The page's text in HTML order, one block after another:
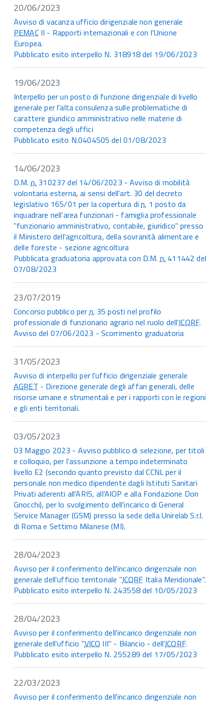
20/06/2023
Avviso di vacanza ufficio dirigenziale non generale
PEMACII - Rapporti internazionali e con l'Unione
Europea.
Pubblicato esito interpello N. 318918 del 19/06/2023
19/06/2023
Interpello per un posto di funzione dirigenziale di livello
generale per l'alta consulenza sulle problematiche di
carattere giuridico amministrativo nelle materie di
competenza degli uffici
Pubblicato esito N.0404505 del 01/08/2023
14/06/2023
D.M. n. 310237 del 14/06/2023 - Avviso di mobilità
volontaria esterna, ai sensi dell'art. 30 del decreto
legislativo 165/01 per la copertura din. 1 posto da
inquadrare nell'area funzionari - famiglia professionale
"funzionario amministrativo, contabile, giuridico" presso
il Ministero dell'agricoltura, della sovranità alimentare e
delle foreste - sezione agricoltura
Pubblicata graduatoria approvata con D.M. n. 411442 del
07/08/2023
23/07/2019
Concorso pubblico per n. 35 posti nel profilo
professionale di funzionario agrario nel ruolo dell'ICQRF.
Avviso del 07/06/2023 - Scorrimento graduatoria
31/05/2023
Avviso di interpello per l'ufficio dirigenziale generale
AGRET - Direzione generale degli affari generali, delle
risorse umane e strumentali e per i rapporti con le regioni
e gli enti territoriali.
03/05/2023
03 Maggio 2023 - Avviso pubblico di selezione, per titoli
e colloquio, per l'assunzione a tempo indeterminato
livello E2 (secondo quanto previsto dal CCNL per il
personale non medico dipendente dagli Istituti Sanitari
Privati aderenti all'ARIS, all'AIOP e alla Fondazione Don
Gnocchi), per lo svolgimento dell'incarico di General
Service Manager (GSM) presso la sede della Unirelab S.r.l.
di Roma e Settimo Milanese (MI).
28/04/2023
Avviso per il conferimento dell'incarico dirigenziale non
generale dell'ufficio territoriale "ICQRF Italia Meridionale".
Pubblicato esito interpello N. 243558 del 10/05/2023
28/04/2023
Avviso per il conferimento dell'incarico dirigenziale non
generale dell'ufficio "VICO III" - Bilancio - dell'ICQRF.
Pubblicato esito interpello N. 255289 del 17/05/2023
22/03/2023
Avviso per il conferimento dell'incarico dirigenziale non